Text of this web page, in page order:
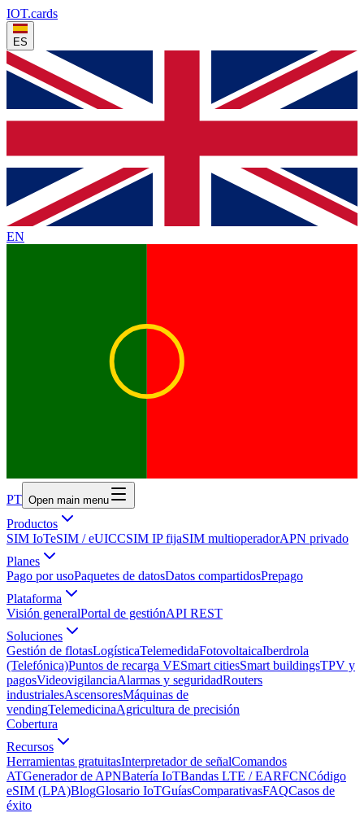
IOT.cards
ES
EN
PT Open main menu
Productos
SIM IoTeSIM / eUICCSIM IP fijaSIM multioperadorAPN privado
Planes
Pago por usoPaquetes de datosDatos compartidosPrepago
Plataforma
Visión generalPortal de gestiónAPI REST
Soluciones
Gestión de flotasLogísticaTelemedidaFotovoltaicaIberdrola
(Telefónica)Puntos de recarga VESmart citiesSmart buildingsTPV y
pagosVideovigilanciaAlarmas y seguridadRouters
industrialesAscensoresMáquinas de
vendingTelemedicinaAgricultura de precisión
Cobertura
Recursos
Herramientas gratuitasInterpretador de señalComandos
ATGenerador de APNBatería IoTBandas LTE / EARFCNCódigo
eSIM (LPA)BlogGlosario IoTGuíasComparativasFAQCasos de
éxito